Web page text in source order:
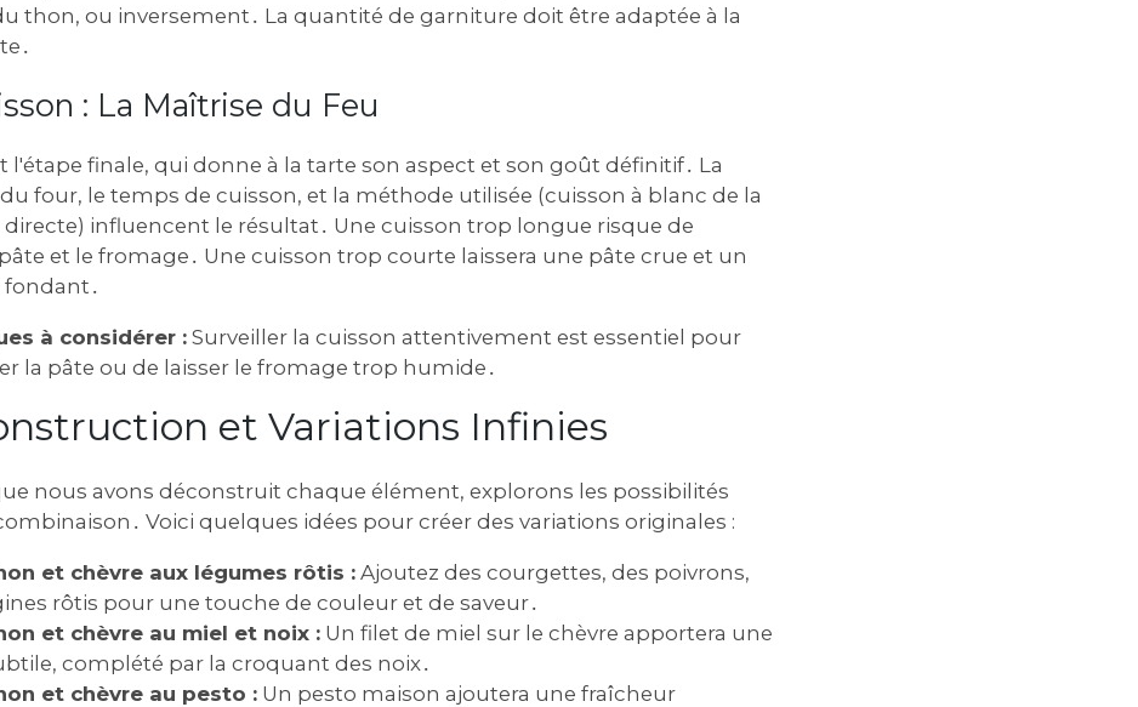
thon‚ ou inversement․ La quantité de garniture doit être adaptée à la
: La Maîtrise du Feu
l'étape finale‚ qui donne à la tarte son aspect et son goût définitif․ La
four‚ le temps de cuisson‚ et la méthode utilisée (cuisson à blanc de la
directe) influencent le résultat․ Une cuisson trop longue risque de
et le fromage․ Une cuisson trop courte laissera une pâte crue et un
à considérer : Surveiller la cuisson attentivement est essentiel pour
la pâte ou de laisser le fromage trop humide․
et Variations Infinies
nous avons déconstruit chaque élément‚ explorons les possibilités
Voici quelques idées pour créer des variations originales :
et chèvre aux légumes rôtis : Ajoutez des courgettes‚ des poivrons‚
rôtis pour une touche de couleur et de saveur․
et chèvre au miel et noix : Un filet de miel sur le chèvre apportera une
complété par la croquant des noix․
et chèvre au pesto : Un pesto maison ajoutera une fraîcheur